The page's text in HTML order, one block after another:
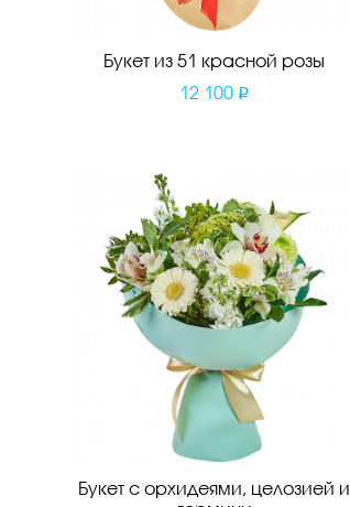
Букет из 51 красной розы
12 100
Букет с орхидеями, целозией и